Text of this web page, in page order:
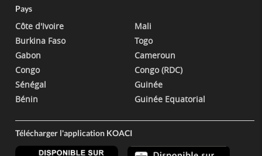
Pays
Côte d'Ivoire
Burkina Faso
Gabon
Congo
Sénégal
Bénin
Mali
Togo
Cameroun
Congo (RDC)
Guinée
Guinée Equatorial
Télécharger l'application KOACI